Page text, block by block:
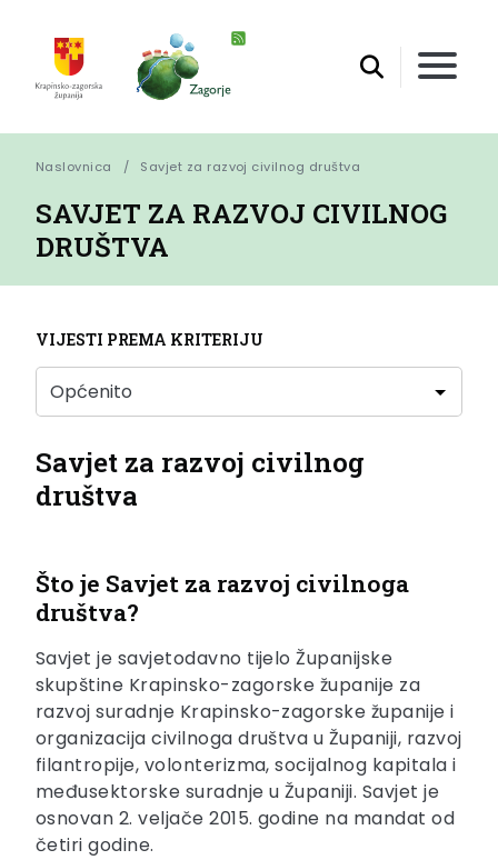
Naslovnica Savjet za razvoj civilnog društva
SAVJET ZA RAZVOJ CIVILNOG
DRUŠTVA
VIJESTI PREMA KRITERIJU
Savjet za razvoj civilnog
društva
Što je Savjet za razvoj civilnoga
društva?
Savjet je savjetodavno tijelo Županijske
skupštine Krapinsko-zagorske županije za
razvoj suradnje Krapinsko-zagorske županije i
organizacija civilnoga društva u Županiji, razvoj
filantropije, volonterizma, socijalnog kapitala i
međusektorske suradnje u Županiji. Savjet je
osnovan 2. veljače 2015. godine na mandat od
četiri godine.